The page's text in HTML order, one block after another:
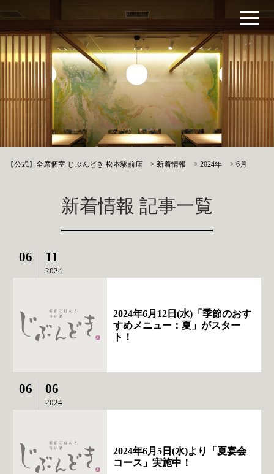
【公式】全席個室 じぶんどき 松本駅前店 >新着情報 >2024年 >6月
新着情報 記事一覧
06 11
2024
2024年6月12日(水)「季節のおす
すめメニュー：夏」がスター
ト！
06 06
2024
2024年6月5日(水)より「夏宴会
コース」実施中！